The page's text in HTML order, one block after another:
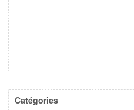
Catégories